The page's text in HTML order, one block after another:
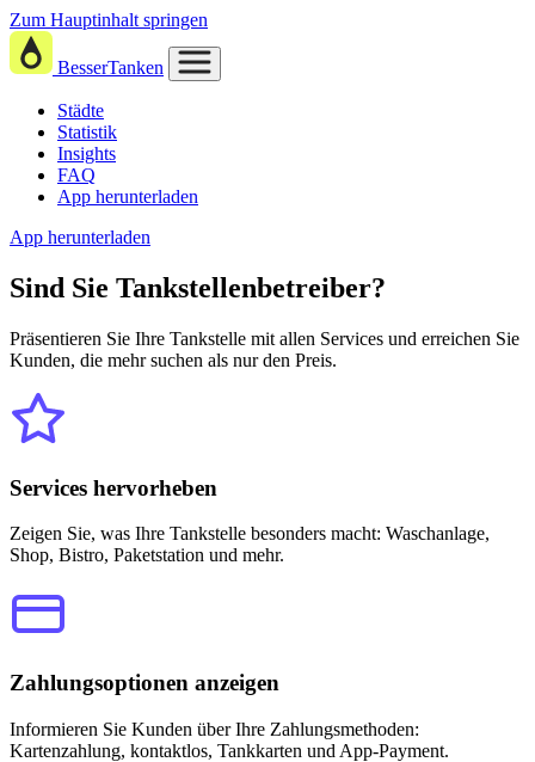
Zum Hauptinhalt springen
BesserTanken
Städte
Statistik
Insights
FAQ
App herunterladen
App herunterladen
Sind Sie Tankstellenbetreiber?
Präsentieren Sie Ihre Tankstelle mit allen Services und erreichen Sie
Kunden, die mehr suchen als nur den Preis.
Services hervorheben
Zeigen Sie, was Ihre Tankstelle besonders macht: Waschanlage,
Shop, Bistro, Paketstation und mehr.
Zahlungsoptionen anzeigen
Informieren Sie Kunden über Ihre Zahlungsmethoden:
Kartenzahlung, kontaktlos, Tankkarten und App-Payment.